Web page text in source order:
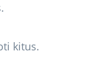
kitus.